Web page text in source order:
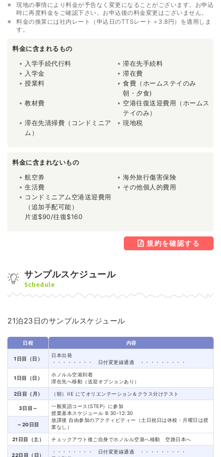
現地の事情により料金が予告なく変更になることがございます。お申込
時に再度料金をご確認下さい。お申込後の料金変更はございません。
料金の換算には社内レート（申込日のTTSレート＋3.8円）を適用しま
す。
料金に含まれるもの
入学手続代行料
滞在先手続料
入学金
滞在費
授業料
食費（ホームステイのみ
朝・夕食)
教材費
空港往復送迎費用（ホームス
テイのみ）
滞在先清掃費（コンドミニア
ム）
現地税
料金に含まれないもの
航空券
海外旅行傷害保険
生活費
その他個人的費用
コンドミニアム空港送迎費用
（追加手配可能）
片道$90/往復$160
規約を確認する
サンプルスケジュール
Schedule
21泊23日のサンプルスケジュール
日程 内容
1日目（日）
日本出発
・・・・・・・・ 日付変更線通過 ・・・・・・・・・
1日目（日）
ホノルル空港到着
滞在先へ移動（送迎オプションあり）
2日目（月） （朝）IIE にてオリエンテーション＆クラス分けテスト
3日目～
一般英語コース(STEP）に参加
授業基本スケジュール 8:30-12:30
放課後 自由参加のアクティビティー（土日祝日は休校・月曜日は授
業なし）
～20日目
21日目（土） チェックアウト後ご自身でホノルル空港へ移動 空路日本へ
22日目（日）
・・・・・・・・ 日付変更線通過 ・・・・・・・・・